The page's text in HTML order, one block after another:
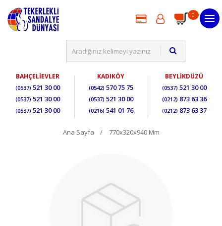
0
BAHÇELİEVLER
(0537) 521 30 00
(0537) 521 30 00
(0537) 521 30 00
KADIKÖY
(0542) 570 75 75
(0537) 521 30 00
(0216) 541 01 76
BEYLİKDÜZÜ
(0537) 521 30 00
(0212) 873 63 36
(0212) 873 63 37
Ana Sayfa 770x320x940 Mm